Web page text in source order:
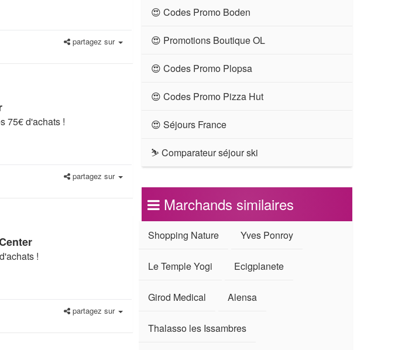
partagez sur
75€ d'achats !
partagez sur
!
partagez sur
😍 Codes Promo Boden
😍 Promotions Boutique OL
😍 Codes Promo Plopsa
😍 Codes Promo Pizza Hut
😍 Séjours France
⛷ Comparateur séjour ski
Marchands similaires
Shopping Nature Yves Ponroy
Le Temple Yogi Ecigplanete
Girod Medical Alensa
Thalasso les Issambres